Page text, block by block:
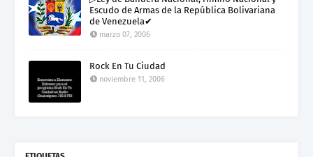
Escudo de Armas de la República Bolivariana
de Venezuela✔
marzo 07, 2006
Rock En Tu Ciudad
noviembre 11, 2006